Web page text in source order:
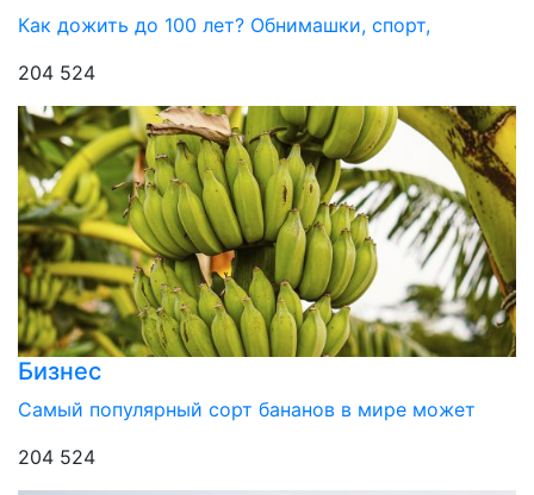
Как дожить до 100 лет? Обнимашки, спорт,
204 524
Бизнес
Самый популярный сорт бананов в мире может
204 524